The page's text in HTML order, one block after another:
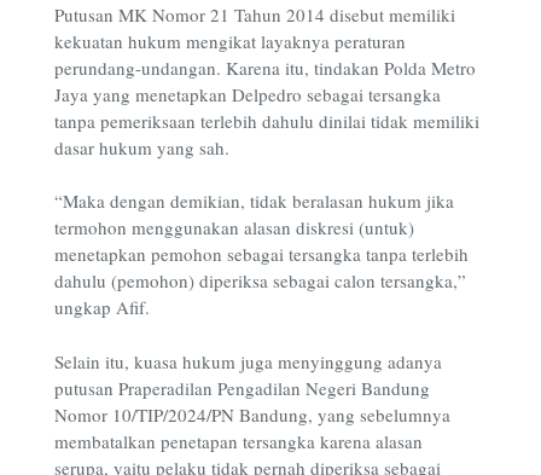
Putusan MK Nomor 21 Tahun 2014 disebut memiliki
kekuatan hukum mengikat layaknya peraturan
perundang-undangan. Karena itu, tindakan Polda Metro
Jaya yang menetapkan Delpedro sebagai tersangka
tanpa pemeriksaan terlebih dahulu dinilai tidak memiliki
dasar hukum yang sah.
“Maka dengan demikian, tidak beralasan hukum jika
termohon menggunakan alasan diskresi (untuk)
menetapkan pemohon sebagai tersangka tanpa terlebih
dahulu (pemohon) diperiksa sebagai calon tersangka,”
ungkap Afif.
Selain itu, kuasa hukum juga menyinggung adanya
putusan Praperadilan Pengadilan Negeri Bandung
Nomor 10/TIP/2024/PN Bandung, yang sebelumnya
membatalkan penetapan tersangka karena alasan
serupa, yaitu pelaku tidak pernah diperiksa sebagai